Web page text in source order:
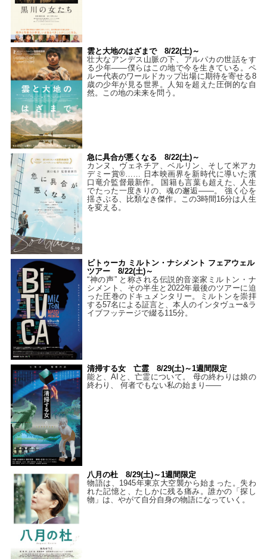
雲と大地のはざまで 8/22(土)～
壮大なアンデス山脈の下、アルパカの世話をす
る少年――僕らはこの地で今を生きている。ペ
ルー代表のワールドカップ出場に期待を寄せる8
歳の少年が見る世界。人知を超えた圧倒的な自
然。この地の未来を問う。
急に具合が悪くなる 8/22(土)～
カンヌ、ヴェネチア、ベルリン、そして米アカ
デミー賞®…… 日本映画界を新時代に導いた濱
口竜介監督最新作。 国籍も言葉も超えた、人生
でたった一度きりの、魂の邂逅――。 強く心を
揺さぶる、比類なき傑作。この3時間16分は人生
を変える。
ビトゥーカ ミルトン・ナシメント フェアウェル
ツアー 8/22(土)～
“神の声” と称される伝説的音楽家ミルトン・ナ
シメント、その半生と2022年最後のツアーに迫
った圧巻のドキュメンタリー。ミルトンを崇拝
する57名による証言と、本人のインタヴュー&ラ
イブフッテージで綴る115分。
清掃する女 亡霊 8/29(土)～1週間限定
能と、AIと、亡霊について。 母の終わりは娘の
終わり、 何者でもない私の始まり――
八月の杜 8/29(土)～1週間限定
物語は、1945年東京大空襲から始まった。失わ
れた記憶と、たしかに残る痛み。誰かの「探し
物」は、やがて自分自身の物語になっていく。